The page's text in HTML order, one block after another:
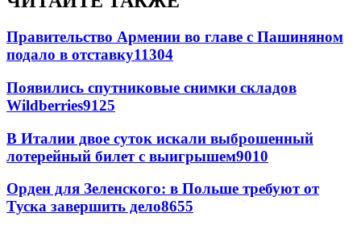
Правительство Армении во главе с Пашиняном
подало в отставку11304
Появились спутниковые снимки складов
Wildberries9125
В Италии двое суток искали выброшенный
лотерейный билет с выигрышем9010
Орден для Зеленского: в Польше требуют от
Туска завершить дело8655